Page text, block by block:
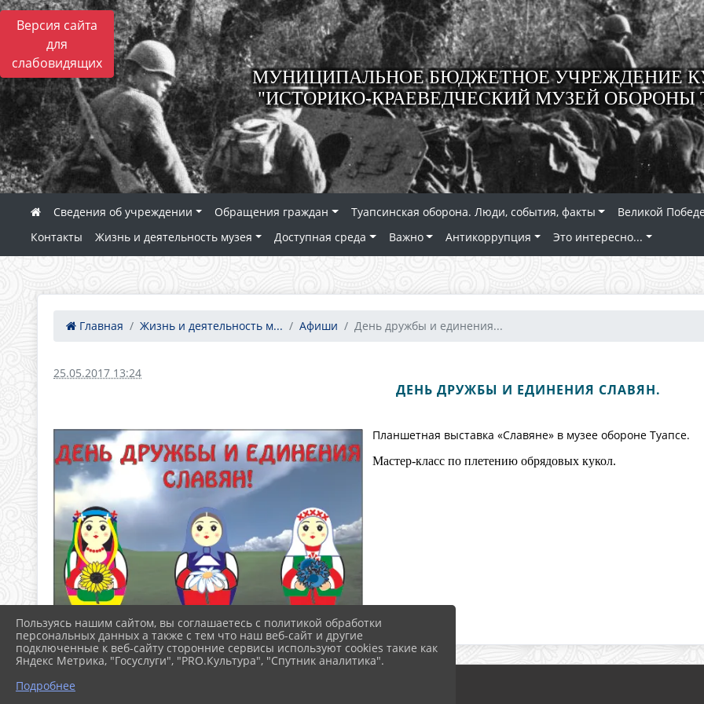
Версия сайта
для
слабовидящих
МУНИЦИПАЛЬНОЕ БЮДЖЕТНОЕ УЧРЕЖДЕНИЕ
"ИСТОРИКО-КРАЕВЕДЧЕСКИЙ МУЗЕЙ ОБОРОНЫ
Сведения об учреждении Обращения граждан Туапсинская оборона. Люди, события, факты
Великой
Контакты
Жизнь и деятельность музея Доступная среда Важно Антикоррупция Это интересно...
Главная Жизнь и деятельность м... Афиши День дружбы и единения...
25.05.2017 13:24
ДЕНЬ ДРУЖБЫ И ЕДИНЕНИЯ СЛАВЯН.
Планшетная выставка «Славяне» в музее обороне Туапсе.
Мастер-класс по плетению обрядовых кукол.
Пользуясь нашим сайтом, вы соглашаетесь с политикой обработки
персональных данных а также с тем что наш веб-сайт и другие
подключенные к веб-сайту сторонние сервисы используют cookies такие как
Яндекс Метрика, "Госуслуги", "PRO.Культура", "Спутник аналитика".
Подробнее